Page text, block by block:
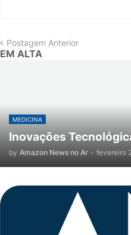
Postagem Anterior
EM ALTA
MEDICINA
Inovações
by Amazon News no Ar - fevereiro